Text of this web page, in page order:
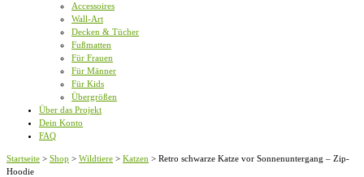
Accessoires
Wall-Art
Decken & Tücher
Fußmatten
Für Frauen
Für Männer
Für Kids
Übergrößen
Über das Projekt
Dein Konto
FAQ
Startseite > Shop > Wildtiere > Katzen > Retro schwarze Katze vor Sonnenuntergang – Zip-
Hoodie